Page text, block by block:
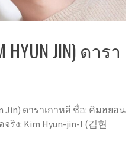
JIN) ดารา
Jin) ดาราเกาหลี ชื่อ: คิมฮยอน
ริง: Kim Hyun-jin-I (김현